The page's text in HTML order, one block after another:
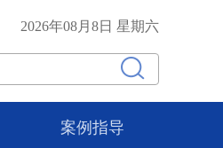
2026年08月8日 星期六
案例指导